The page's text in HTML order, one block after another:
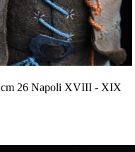
cm 26 Napoli XVIII - XIX